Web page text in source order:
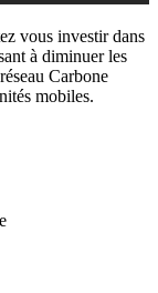
vous investir dans
à diminuer les
Carbone
mobiles.